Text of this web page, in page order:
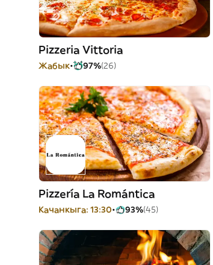
Pizzeria Vittoria
Жабык 97%(26)
Pizzería La Romántica
Качанкыга: 13:30 93%(45)